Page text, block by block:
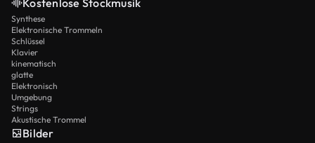
Kostenlose Stockmusik
Synthese
Elektronische Trommeln
Schlüssel
Klavier
kinematisch
glatte
Elektronisch
Umgebung
Strings
Akustische Trommel
Bilder